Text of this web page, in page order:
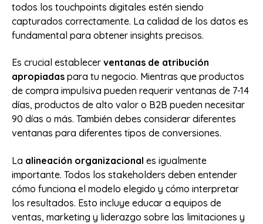
todos los touchpoints digitales estén siendo
capturados correctamente. La calidad de los datos es
fundamental para obtener insights precisos.
Es crucial establecer ventanas de atribución
apropiadas para tu negocio. Mientras que productos
de compra impulsiva pueden requerir ventanas de 7-14
días, productos de alto valor o B2B pueden necesitar
90 días o más. También debes considerar diferentes
ventanas para diferentes tipos de conversiones.
La alineación organizacional es igualmente
importante. Todos los stakeholders deben entender
cómo funciona el modelo elegido y cómo interpretar
los resultados. Esto incluye educar a equipos de
ventas, marketing y liderazgo sobre las limitaciones y